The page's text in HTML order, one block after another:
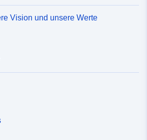
Vision und unsere Werte